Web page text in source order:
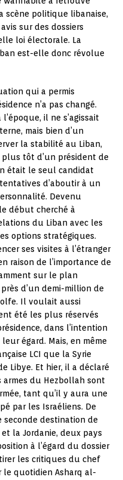
scène politique libanaise,
sur des dossiers
loi électorale. La
est-elle donc révolue
qui a permis
n’a pas changé.
il ne s’agissait
mais bien d’un
la stabilité au Liban,
tôt d’un président de
était le seul candidat
d’aboutir à un
Devenu
début cherché à
du Liban avec les
options stratégiques.
ses visites à l’étranger
raison de l’importance de
sur le plan
d’un demi-million de
Il voulait aussi
été les plus réservés
dans l’intention
égard. Mais, en même
LCI que la Syrie
Libye. Et hier, il a déclaré
du Hezbollah sont
tant qu’il y aura une
par les Israéliens. De
seconde destination de
et la Jordanie, deux pays
à l’égard du dossier
les critiques du chef
le quotidien Asharq al-